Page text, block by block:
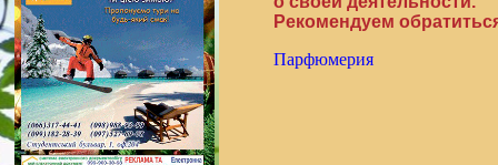
Рекомендуем
Парфюмерия